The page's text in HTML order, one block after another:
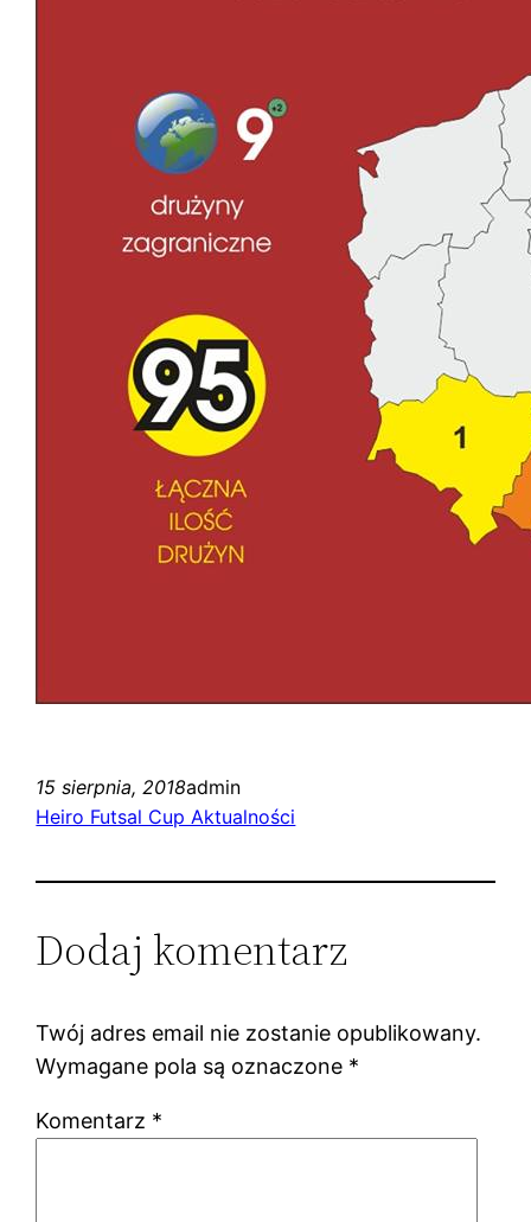
15 sierpnia, 2018admin
Heiro Futsal Cup Aktualności
Dodaj komentarz
Twój adres email nie zostanie opublikowany.
Wymagane pola są oznaczone *
Komentarz *